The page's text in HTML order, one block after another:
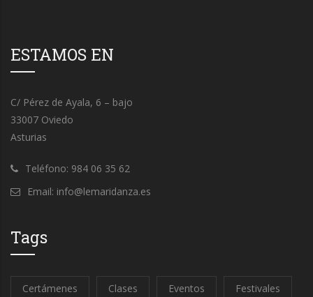
ESTAMOS EN
C/ Pérez de Ayala, 6 – bajo
33007 Oviedo
Asturias
Teléfono: 984 06 35 62
Email: info@lemaridanza.es
Tags
Certámenes Clases Eventos Festivales